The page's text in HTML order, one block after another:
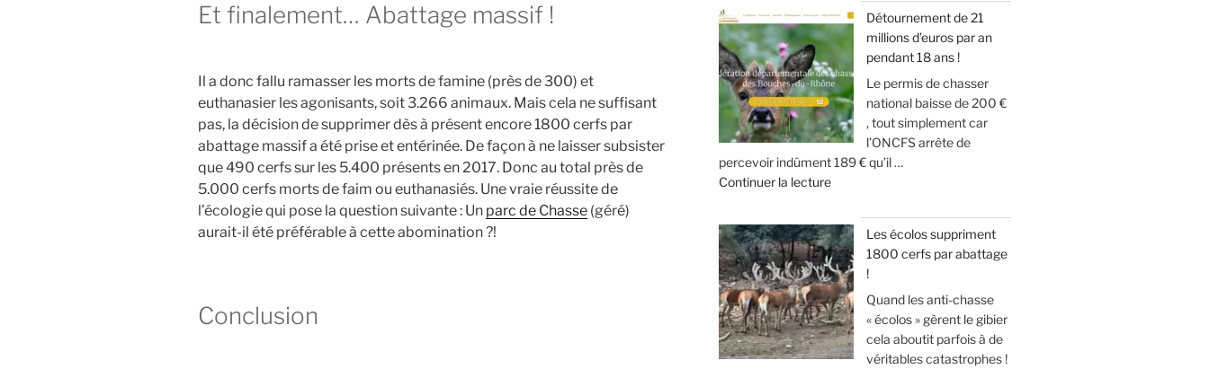
Et finalement… Abattage massif !
Il a donc fallu ramasser les morts de famine (près de 300) et
euthanasier les agonisants, soit 3.266 animaux. Mais cela ne suffisant
pas, la décision de supprimer dès à présent encore 1800 cerfs par
abattage massif a été prise et entérinée. De façon à ne laisser subsister
que 490 cerfs sur les 5.400 présents en 2017. Donc au total près de
5.000 cerfs morts de faim ou euthanasiés. Une vraie réussite de
l’écologie qui pose la question suivante : Un parc de Chasse (géré)
aurait-il été préférable à cette abomination ?!
Conclusion
r
d
e
s
o
n
)
»
g
b
i
e
r
a
v
e
t
e
c
k
e
l
(
v
S
A
N
G
L
I
E
R
S
»
T
u
c
h
a
s
s
e
l
e
s
a
n
g
l
i
Détournement de 21
millions d’euros par an
pendant 18 ans !
Le permis de chasser
national baisse de 200 €
, tout simplement car
l’ONCFS arrête de
percevoir indûment 189 € qu’il …
Continuer la lectured
D
é
t
o
u
r
Les écolos suppriment
1800 cerfs par abattage
!
Quand les anti-chasse
« écolos » gèrent le gibier
cela aboutit parfois à de
véritables catastrophes !